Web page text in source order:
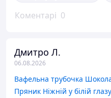
Коментарі 0
Дмитро Л.
06.08.2026